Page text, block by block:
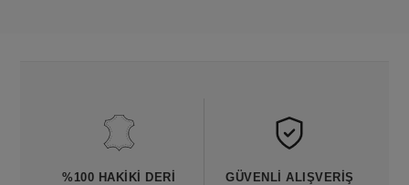
%100 HAKIKI DERI GÜVENLI ALIŞVERIŞ